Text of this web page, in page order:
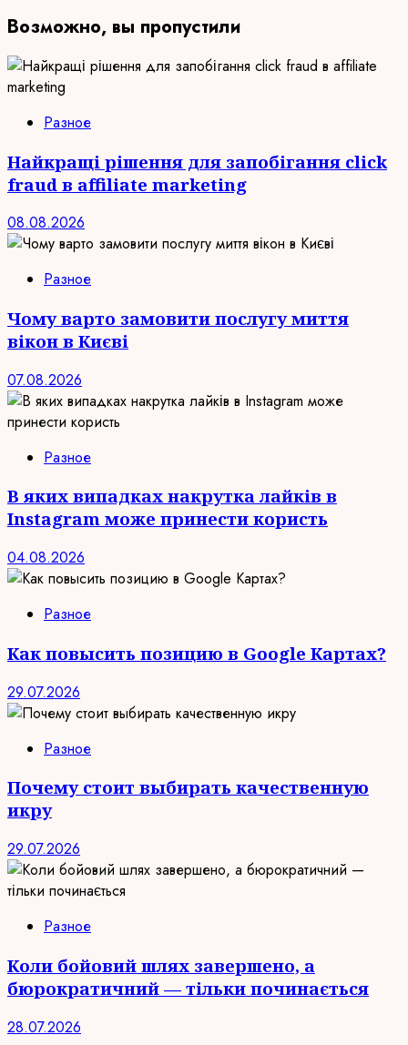
Возможно, вы пропустили
Разное
Найкращі рішення для запобігання click
fraud в affiliate marketing
08.08.2026
Разное
Чому варто замовити послугу миття
вікон в Києві
07.08.2026
Разное
В яких випадках накрутка лайків в
Instagram може принести користь
04.08.2026
Разное
Как повысить позицию в Google Картах?
29.07.2026
Разное
Почему стоит выбирать качественную
икру
29.07.2026
Разное
Коли бойовий шлях завершено, а
бюрократичний — тільки починається
28.07.2026